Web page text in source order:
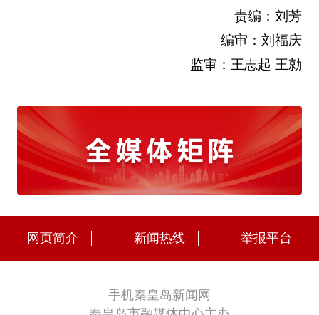
责编：刘芳
编审：刘福庆
监审：王志起 王勍
网页简介 新闻热线 举报平台
手机秦皇岛新闻网